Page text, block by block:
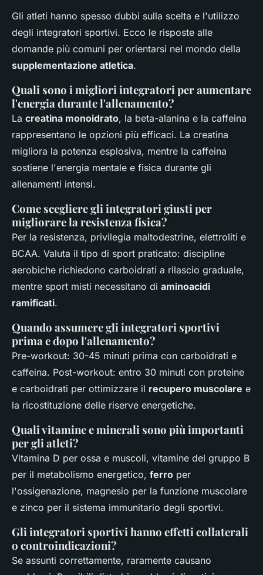
Gli atleti hanno spesso dubbi sulla scelta e l'utilizzo
degli integratori sportivi. Ecco le risposte alle
domande più comuni per orientarsi nel mondo della
supplementazione atletica.
Quali sono i migliori integratori per aumentare
l'energia durante l'allenamento?
La creatina monoidrato, la beta-alanina e la caffeina
rappresentano le opzioni più efficaci. La creatina
migliora la potenza esplosiva, mentre la caffeina
sostiene l'energia mentale e fisica durante gli
allenamenti intensi.
Come scegliere gli integratori giusti per
migliorare la resistenza fisica?
Per la resistenza, privilegia maltodestrine, elettroliti e
BCAA. Valuta il tipo di sport praticato: discipline
aerobiche richiedono carboidrati a rilascio graduale,
mentre sport misti necessitano di aminoacidi
ramificati.
Quando assumere gli integratori sportivi
prima e dopo l'allenamento?
Pre-workout: 30-45 minuti prima con carboidrati e
caffeina. Post-workout: entro 30 minuti con proteine
e carboidrati per ottimizzare il recupero muscolare e
la ricostituzione delle riserve energetiche.
Quali vitamine e minerali sono più importanti
per gli atleti?
Vitamina D per ossa e muscoli, vitamine del gruppo B
per il metabolismo energetico, ferro per
l'ossigenazione, magnesio per la funzione muscolare
e zinco per il sistema immunitario degli sportivi.
Gli integratori sportivi hanno effetti collaterali
o controindicazioni?
Se assunti correttamente, raramente causano